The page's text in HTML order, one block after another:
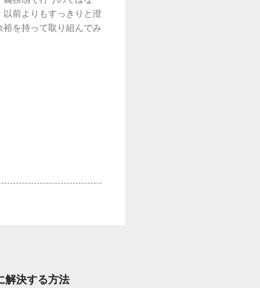
前よりもすっきりと澄
を持って取り組んでみ
解決する方法